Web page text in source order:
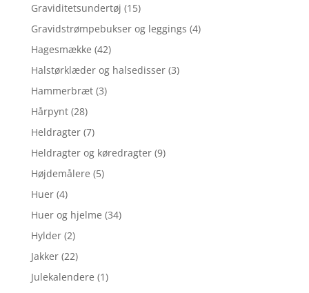
Graviditetsundertøj (15)
Gravidstrømpebukser og leggings (4)
Hagesmække (42)
Halstørklæder og halsedisser (3)
Hammerbræt (3)
Hårpynt (28)
Heldragter (7)
Heldragter og køredragter (9)
Højdemålere (5)
Huer (4)
Huer og hjelme (34)
Hylder (2)
Jakker (22)
Julekalendere (1)